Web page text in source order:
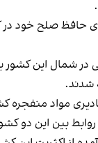
حافظ‌ صلح خود در
شدند.
مواد
روابط بین این دو